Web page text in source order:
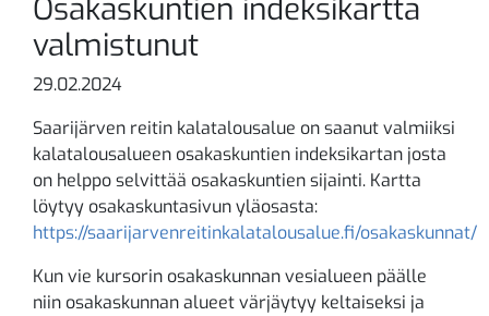
Osakaskuntien indeksikartta
valmistunut
29.02.2024
Saarijärven reitin kalatalousalue on saanut valmiiksi
kalatalousalueen osakaskuntien indeksikartan josta
on helppo selvittää osakaskuntien sijainti. Kartta
löytyy osakaskuntasivun yläosasta:
https://saarijarvenreitinkalatalousalue.fi/osakaskunnat/
Kun vie kursorin osakaskunnan vesialueen päälle
niin osakaskunnan alueet värjäytyy keltaiseksi ja